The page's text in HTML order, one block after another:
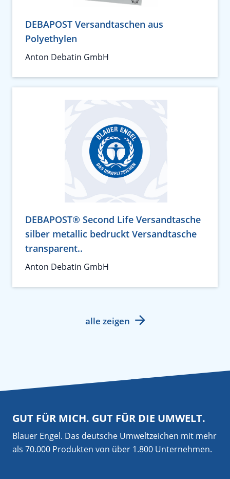
DEBAPOST Versandtaschen aus
Polyethylen
Anton Debatin GmbH
DEBAPOST® Second Life Versandtasche
silber metallic bedruckt Versandtasche
transparent..
Anton Debatin GmbH
alle zeigen
GUT FÜR MICH. GUT FÜR DIE UMWELT.
Blauer Engel. Das deutsche Umweltzeichen mit mehr
als 70.000 Produkten von über 1.800 Unternehmen.